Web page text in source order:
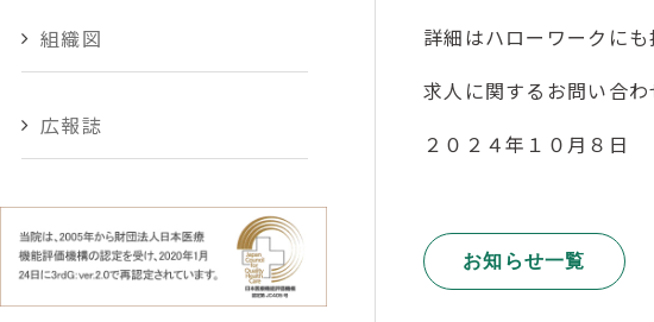
詳細はハローワークにも
求人に関するお問い合わ
２０２４年１０月８日
お知らせ一覧
組織図
広報誌